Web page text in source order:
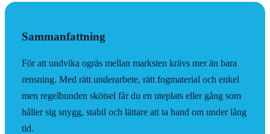
Sammanfattning
För att undvika ogräs mellan marksten krävs mer än bara
rensning. Med rätt underarbete, rätt fogmaterial och enkel
men regelbunden skötsel får du en uteplats eller gång som
håller sig snygg, stabil och lättare att ta hand om under lång
tid.